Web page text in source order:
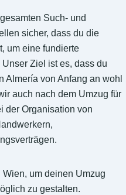
Such- und
sicher, dass du die
um eine fundierte
Ziel ist es, dass du
Almería von Anfang an wohl
auch nach dem Umzug für
der Organisation von
um deinen Umzug
zu gestalten.